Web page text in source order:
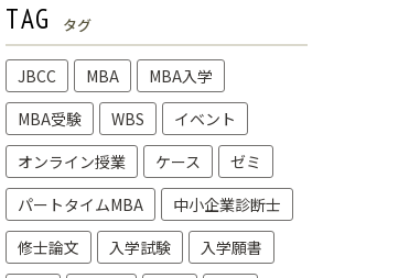
TAG タグ
JBCC MBA
MBA入学
MBA受験
WBS
イベント
オンライン授業
ケース
ゼミ
パートタイムMBA
中小企業診断士
修士論文
入学試験
入学願書